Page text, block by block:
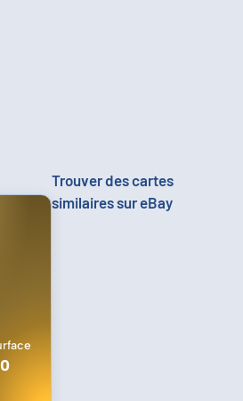
Trouver des cartes
similaires sur eBay